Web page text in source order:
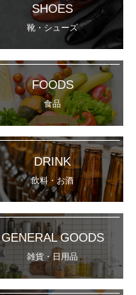
SHOES
靴・シューズ
FOODS
食品
DRINK
飲料・お酒
GENERAL GOODS
雑貨・日用品